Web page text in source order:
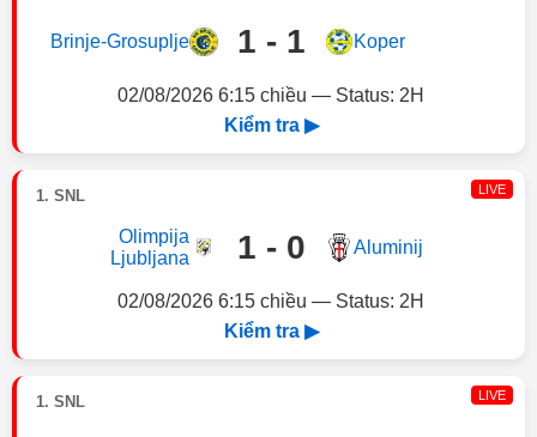
Brinje-Grosuplje 1 - 1 Koper
02/08/2026 6:15 chiều — Status: 2H
Kiểm tra ▶
1. SNL LIVE
Olimpija
Ljubljana
1 - 0 Aluminij
02/08/2026 6:15 chiều — Status: 2H
Kiểm tra ▶
1. SNL LIVE